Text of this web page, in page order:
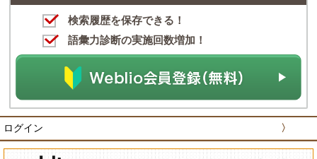
検索履歴を保存できる！
語彙力診断の実施回数増加！
ログイン 〉